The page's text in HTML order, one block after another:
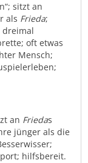
sitzt an
als Frieda;
dreimal
oft etwas
Mensch;
an Friedas
jünger als die
hilfsbereit.